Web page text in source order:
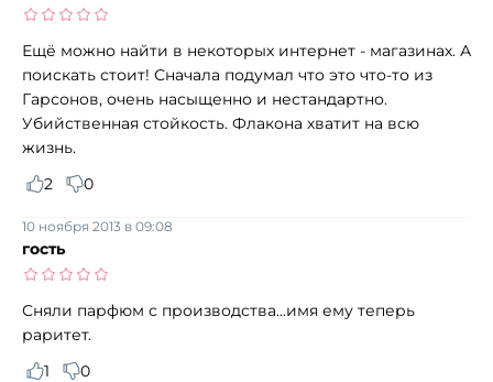
Ещё можно найти в некоторых интернет - магазинах. А
поискать стоит! Сначала подумал что это что-то из
Гарсонов, очень насыщенно и нестандартно.
Убийственная стойкость. Флакона хватит на всю
жизнь.
2
0
гость
10 ноября 2013 в 09:08
Сняли парфюм с производства...имя ему теперь
раритет.
1
0